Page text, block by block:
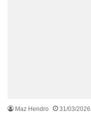
Maz Hendro 31/03/2026